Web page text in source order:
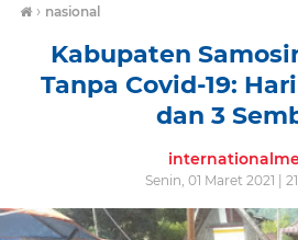
› nasional
Kabupaten
Tanpa Covid-19:
dan 3
Senin, 01 Maret 2021 |